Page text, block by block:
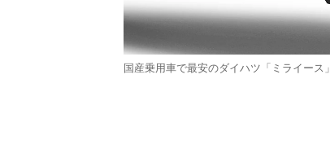
国産乗用車で最安のダイハツ「ミライース」